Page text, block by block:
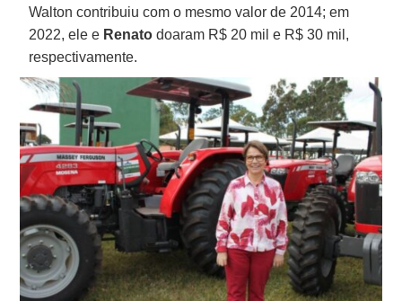
Walton contribuiu com o mesmo valor de 2014; em
2022, ele e Renato doaram R$ 20 mil e R$ 30 mil,
respectivamente.